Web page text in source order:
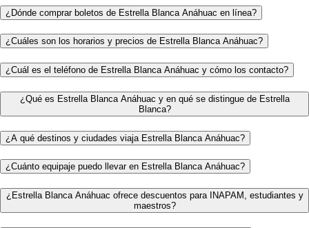
¿Dónde comprar boletos de Estrella Blanca Anáhuac en línea?
¿Cuáles son los horarios y precios de Estrella Blanca Anáhuac?
¿Cuál es el teléfono de Estrella Blanca Anáhuac y cómo los contacto?
¿Qué es Estrella Blanca Anáhuac y en qué se distingue de Estrella
Blanca?
¿A qué destinos y ciudades viaja Estrella Blanca Anáhuac?
¿Cuánto equipaje puedo llevar en Estrella Blanca Anáhuac?
¿Estrella Blanca Anáhuac ofrece descuentos para INAPAM, estudiantes y
maestros?